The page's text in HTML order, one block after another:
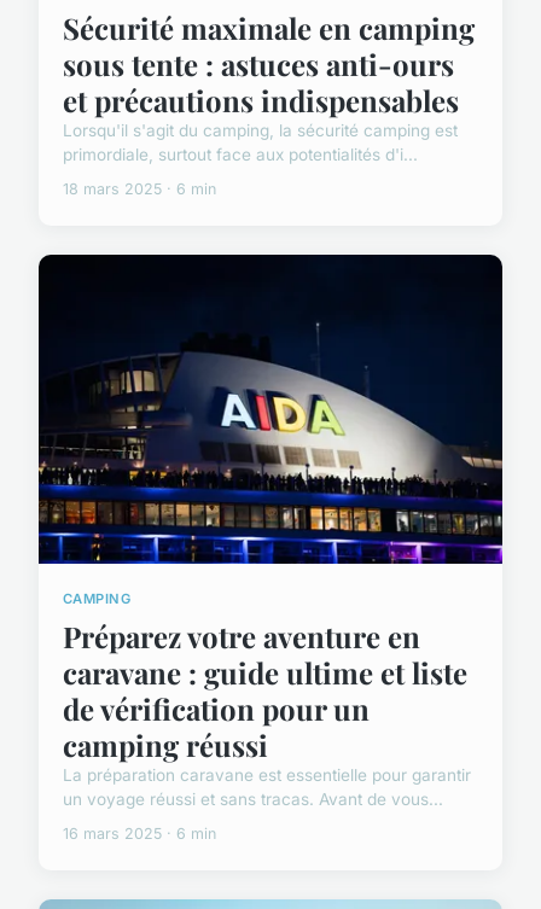
Sécurité maximale en camping
sous tente : astuces anti-ours
et précautions indispensables
Lorsqu'il s'agit du camping, la sécurité camping est
primordiale, surtout face aux potentialités d'i...
18 mars 2025 · 6 min
CAMPING
Préparez votre aventure en
caravane : guide ultime et liste
de vérification pour un
camping réussi
La préparation caravane est essentielle pour garantir
un voyage réussi et sans tracas. Avant de vous...
16 mars 2025 · 6 min